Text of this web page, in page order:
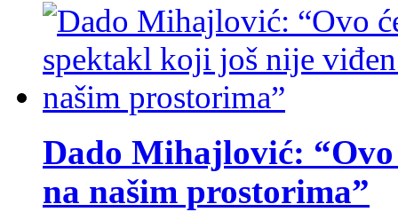
Dado Mihajlović:
na našim prostorima”